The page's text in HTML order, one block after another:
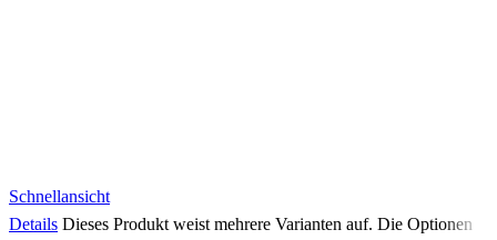
Schnellansicht
Details Dieses Produkt weist mehrere Varianten auf. Die Optionen